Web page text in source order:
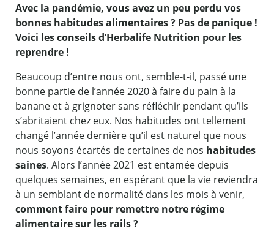
Avec la pandémie, vous avez un peu perdu vos
bonnes habitudes alimentaires ? Pas de panique !
Voici les conseils d’Herbalife Nutrition pour les
reprendre !
Beaucoup d’entre nous ont, semble-t-il, passé une
bonne partie de l’année 2020 à faire du pain à la
banane et à grignoter sans réfléchir pendant qu’ils
s’abritaient chez eux. Nos habitudes ont tellement
changé l’année dernière qu’il est naturel que nous
nous soyons écartés de certaines de nos habitudes
saines. Alors l’année 2021 est entamée depuis
quelques semaines, en espérant que la vie reviendra
à un semblant de normalité dans les mois à venir,
comment faire pour remettre notre régime
alimentaire sur les rails ?